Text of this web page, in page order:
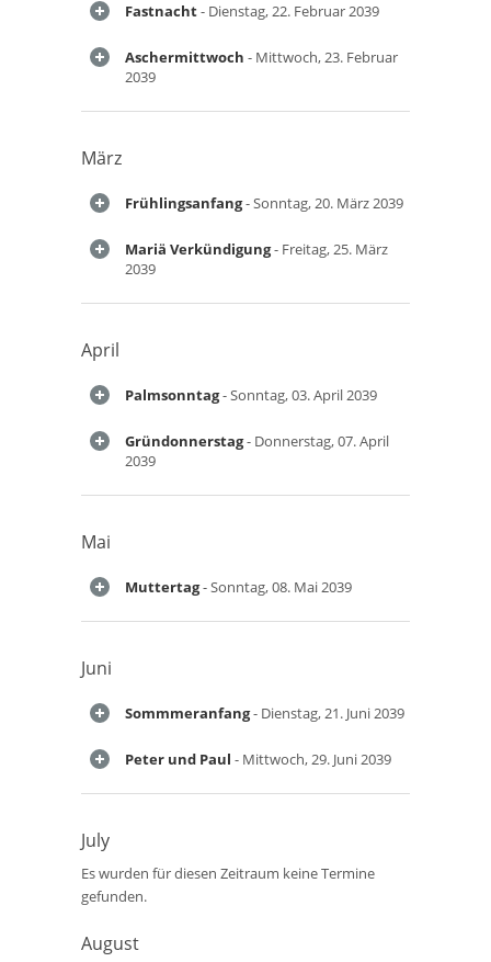
Fastnacht- Dienstag, 22. Februar 2039
Aschermittwoch - Mittwoch, 23. Februar
2039
März
Frühlingsanfang- Sonntag, 20. März 2039
Mariä Verkündigung- Freitag, 25. März
2039
April
Palmsonntag- Sonntag, 03. April 2039
Gründonnerstag- Donnerstag, 07. April
2039
Mai
Muttertag- Sonntag, 08. Mai 2039
Juni
Sommmeranfang- Dienstag, 21. Juni 2039
Peter und Paul - Mittwoch, 29. Juni 2039
July
Es wurden für diesen Zeitraum keine Termine
gefunden.
August